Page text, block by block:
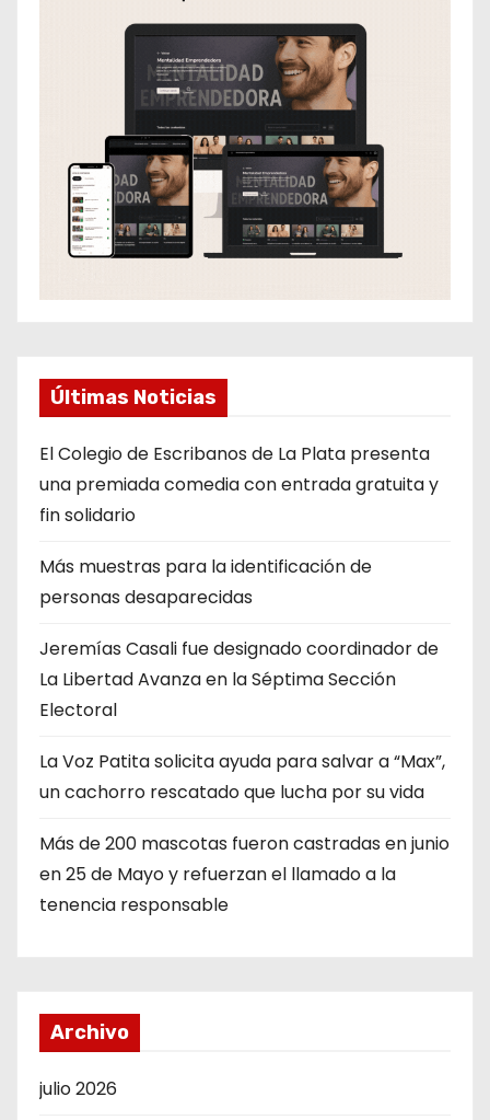
Últimas Noticias
El Colegio de Escribanos de La Plata presenta
una premiada comedia con entrada gratuita y
fin solidario
Más muestras para la identificación de
personas desaparecidas
Jeremías Casali fue designado coordinador de
La Libertad Avanza en la Séptima Sección
Electoral
La Voz Patita solicita ayuda para salvar a “Max”,
un cachorro rescatado que lucha por su vida
Más de 200 mascotas fueron castradas en junio
en 25 de Mayo y refuerzan el llamado a la
tenencia responsable
Archivo
julio 2026